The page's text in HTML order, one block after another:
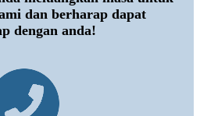
dan berharap dapat
dengan anda!